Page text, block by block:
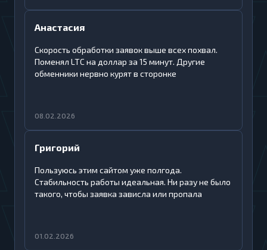
Анастасия
Скорость обработки заявок выше всех похвал.
Поменял LTC на доллар за 15 минут. Другие
обменники нервно курят в сторонке
08.02.2026
Григорий
Пользуюсь этим сайтом уже полгода.
Стабильность работы идеальная. Ни разу не было
такого, чтобы заявка зависла или пропала
01.02.2026